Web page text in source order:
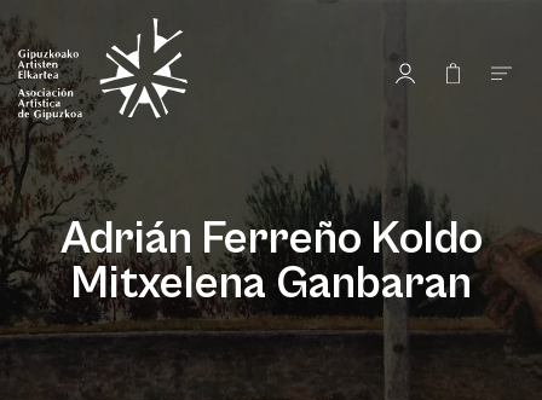
Adrián Ferreño Koldo
Mitxelena Ganbaran